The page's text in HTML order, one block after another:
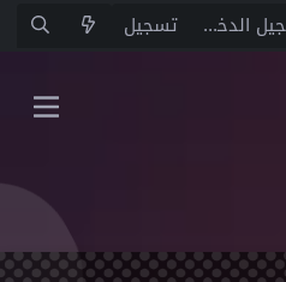
تسجيل الدخول تسجيل